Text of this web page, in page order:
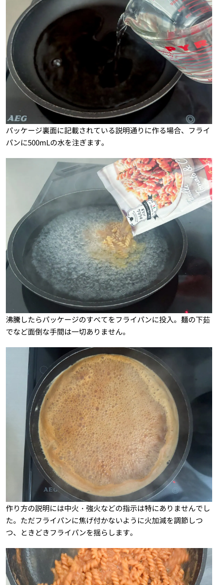
パッケージ裏面に記載されている説明通りに作る場合、フライ
パンに500mLの水を注ぎます。
沸騰したらパッケージのすべてをフライパンに投入。麺の下茹
でなど面倒な手間は一切ありません。
作り方の説明には中火・強火などの指示は特にありませんでし
た。ただフライパンに焦げ付かないように火加減を調節しつ
つ、ときどきフライパンを揺らします。